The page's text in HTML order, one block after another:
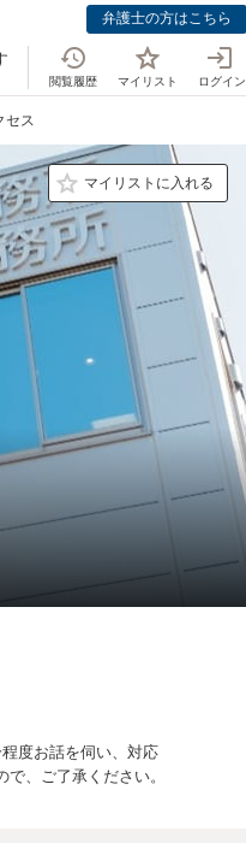
弁護士の方はこちら
閲覧履歴 マイリスト ログイン
セス
マイリストに入れる
度お話を伺い、対応
、ご了承ください。